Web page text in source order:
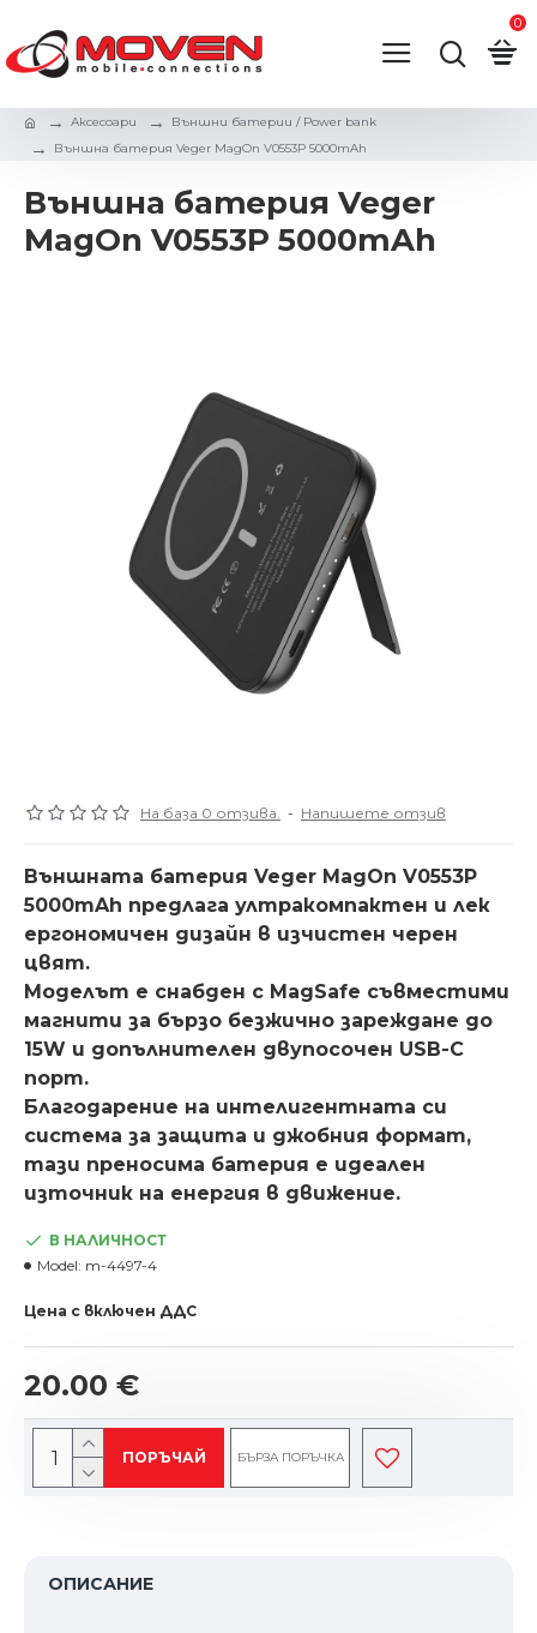
0
Аксесоари
Външни батерии / Power bank
Външна батерия Veger MagOn V0553P 5000mAh
Външна батерия Veger
MagOn V0553P 5000mAh
На база 0 отзива. - Напишете отзив
20.00 €
В НАЛИЧНОСТ
Model: m-4497-4
Цена с включен ДДС
ПОРЪЧАЙ БЪРЗА ПОРЪЧКА
Външната батерия Veger MagOn V0553P
5000mAh предлага ултракомпактен и лек
ергономичен дизайн в изчистен черен
цвят.
Моделът е снабден с MagSafe съвместими
магнити за бързо безжично зареждане до
15W и допълнителен двупосочен USB-C
порт.
Благодарение на интелигентната си
система за защита и джобния формат,
тази преносима батерия е идеален
източник на енергия в движение.
ОПИСАНИЕ